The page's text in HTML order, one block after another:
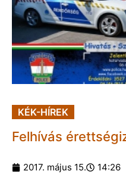
KÉK-HÍREK
Felhívás
2017. május 15. 14:26